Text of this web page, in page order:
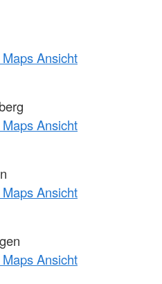
Ansicht
Ansicht
Ansicht
Ansicht